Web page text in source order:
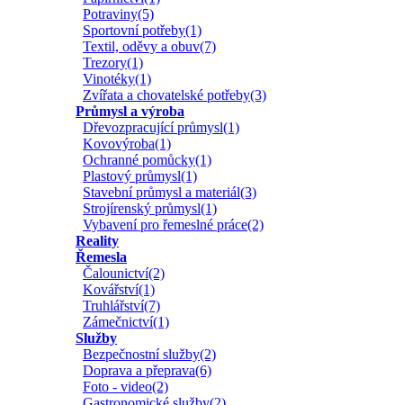
Potraviny(5)
Sportovní potřeby(1)
Textil, oděvy a obuv(7)
Trezory(1)
Vinotéky(1)
Zvířata a chovatelské potřeby(3)
Průmysl a výroba
Dřevozpracující průmysl(1)
Kovovýroba(1)
Ochranné pomůcky(1)
Plastový průmysl(1)
Stavební průmysl a materiál(3)
Strojírenský průmysl(1)
Vybavení pro řemeslné práce(2)
Reality
Řemesla
Čalounictví(2)
Kovářství(1)
Truhlářství(7)
Zámečnictví(1)
Služby
Bezpečnostní služby(2)
Doprava a přeprava(6)
Foto - video(2)